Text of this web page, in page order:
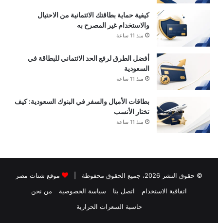
كيفية حماية بطاقتك الائتمانية من الاحتيال
والاستخدام غير المصرح به
منذ 11 ساعة
أفضل الطرق لرفع الحد الائتماني للبطاقة في
السعودية
منذ 11 ساعة
بطاقات الأميال والسفر في البنوك السعودية: كيف
تختار الأنسب
منذ 11 ساعة
© حقوق النشر 2026، جميع الحقوق محفوظة |
موقع شتات مصر
اتفاقية الاستخدام
اتصل بنا سياسة الخصوصية
من نحن
حاسبة السعرات الحرارية